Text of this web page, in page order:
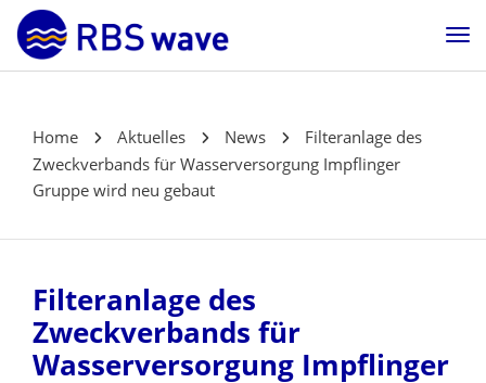
Home Aktuelles News
Filteranlage des
Zweckverbands für Wasserversorgung Impflinger
Gruppe wird neu gebaut
Filteranlage des
Zweckverbands für
Wasserversorgung Impflinger